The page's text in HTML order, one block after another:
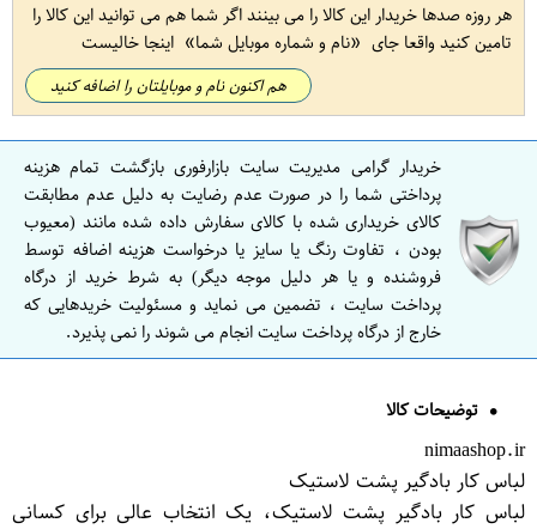
هر روزه صدها خریدار این کالا را می بینند اگر شما هم می توانید این کالا را
تامین کنید واقعا جای
نام و شماره موبایل شما اینجا خالیست
هم اکنون نام و موبایلتان را اضافه کنید
خریدار گرامی مدیریت سایت بازارفوری بازگشت تمام هزینه
پرداختی شما را در صورت عدم رضایت به دلیل عدم مطابقت
کالای خریداری شده با کالای سفارش داده شده مانند (معیوب
بودن ، تفاوت رنگ یا سایز یا درخواست هزینه اضافه توسط
فروشنده و یا هر دلیل موجه دیگر) به شرط خرید از درگاه
پرداخت سایت ، تضمین می نماید و مسئولیت خریدهایی که
خارج از درگاه پرداخت سایت انجام می شوند را نمی پذیرد.
توضیحات کالا
nimaashop.ir
لباس کار بادگیر پشت لاستیک
لباس کار بادگیر پشت لاستیک، یک انتخاب عالی برای کسانی